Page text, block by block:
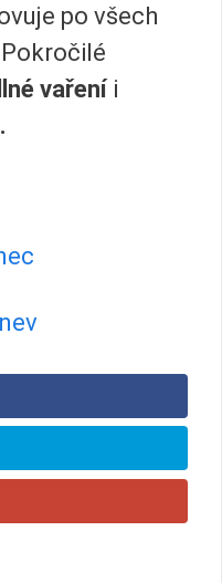
po všech
vařeníi